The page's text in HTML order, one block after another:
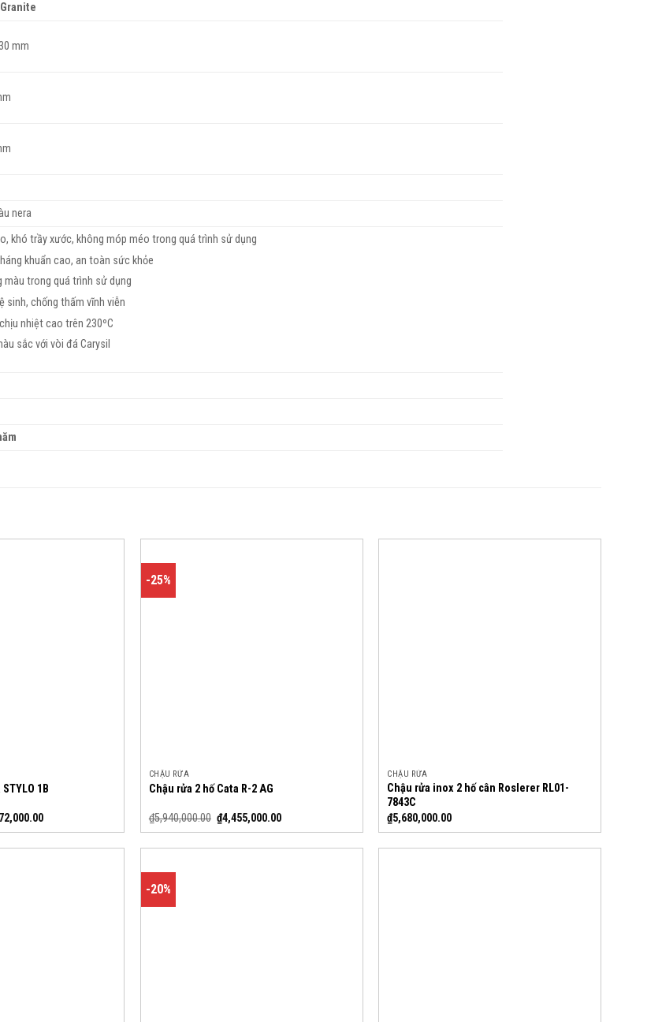
mm
nera
khó trầy xước, không móp méo trong quá trình sử dụng
khuẩn cao, an toàn sức khỏe
màu trong quá trình sử dụng
sinh, chống thấm vĩnh viễn
nhiệt cao trên 230ºC
sắc với vòi đá Carysil
1B
-25%
CHẬU RỬA
Chậu rửa 2 hố Cata R-2 AG
₫5,940,000.00 ₫4,455,000.00
CHẬU RỬA
Chậu rửa inox 2 hố cân Roslerer RL01-
7843C
₫5,680,000.00
-20%